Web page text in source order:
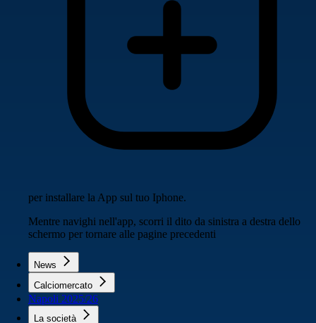
per installare la App sul tuo Iphone.
Mentre navighi nell'app, scorri il dito da sinistra a destra dello
schermo per tornare alle pagine precedenti
News
Calciomercato
Napoli 2025/26
La società